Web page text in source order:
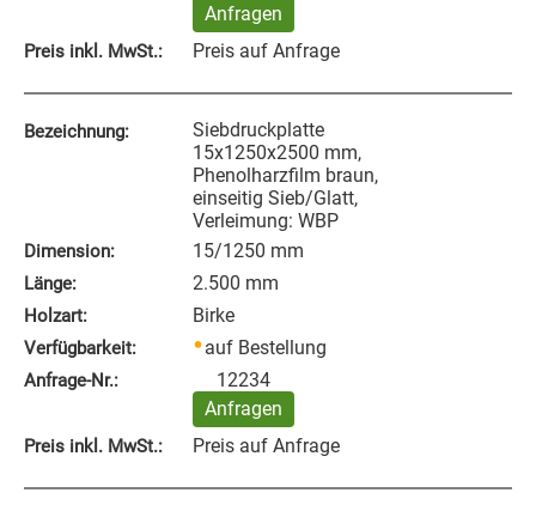
Anfragen
Preis inkl. MwSt.: Preis auf Anfrage
Bezeichnung:
Siebdruckplatte
15x1250x2500 mm,
Phenolharzfilm braun,
einseitig Sieb/Glatt,
Verleimung: WBP
Dimension: 15/1250 mm
Länge: 2.500 mm
Holzart: Birke
Verfügbarkeit: auf Bestellung
Anfrage‑Nr.:
12234
Anfragen
Preis inkl. MwSt.: Preis auf Anfrage